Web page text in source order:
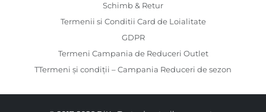
Schimb & Retur
Termenii si Conditii Card de Loialitate
GDPR
Termeni Campania de Reduceri Outlet
TTermeni și condiții – Campania Reduceri de sezon